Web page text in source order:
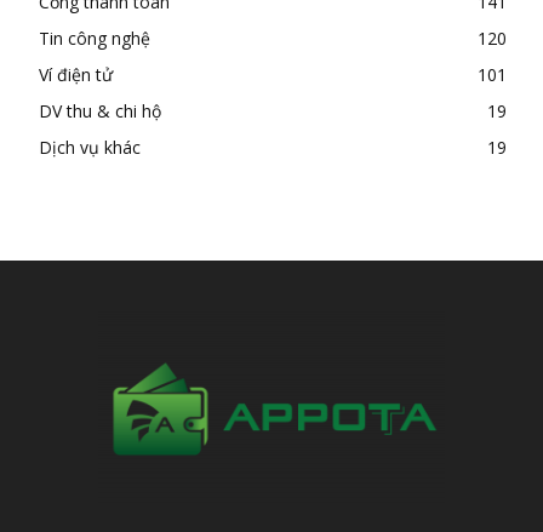
Tin công nghệ
120
Ví điện tử
101
DV thu & chi hộ
19
Dịch vụ khác
19